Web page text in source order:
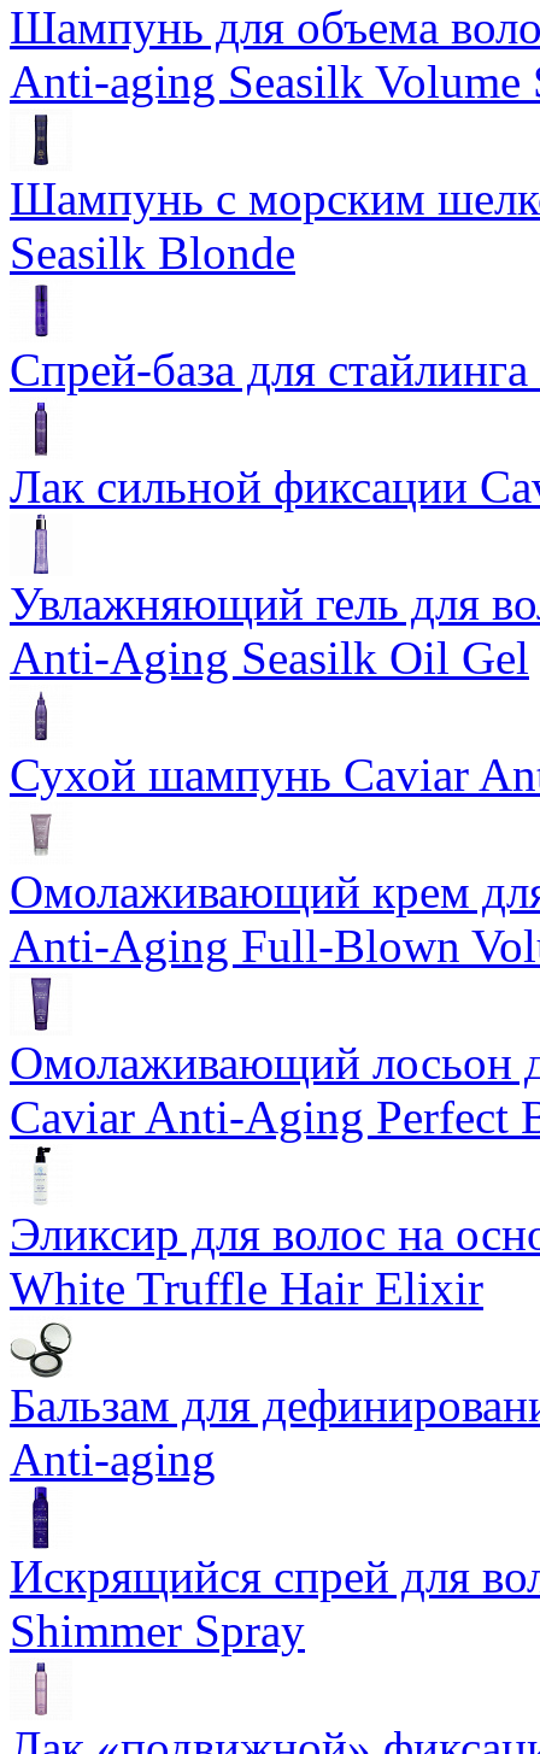
Шампунь для объема
Anti-aging Seasilk Volume
Шампунь с морским
Seasilk Blonde
Спрей-база для
Лак сильной фиксации
Увлажняющий гель для
Anti-Aging Seasilk Oil Gel
Сухой шампунь Caviar
Омолаживающий крем
Anti-Aging Full-Blown
Омолаживающий лосьон
Caviar Anti-Aging Perfect
Эликсир для волос на
White Truffle Hair Elixir
Бальзам для
Anti-aging
Искрящийся спрей для
Shimmer Spray